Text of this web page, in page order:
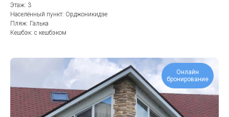
Этаж: 3
Населённый пункт: Орджоникидзе
Пляж: Галька
Кешбэк: с кешбэком
Онлайн
бронирование